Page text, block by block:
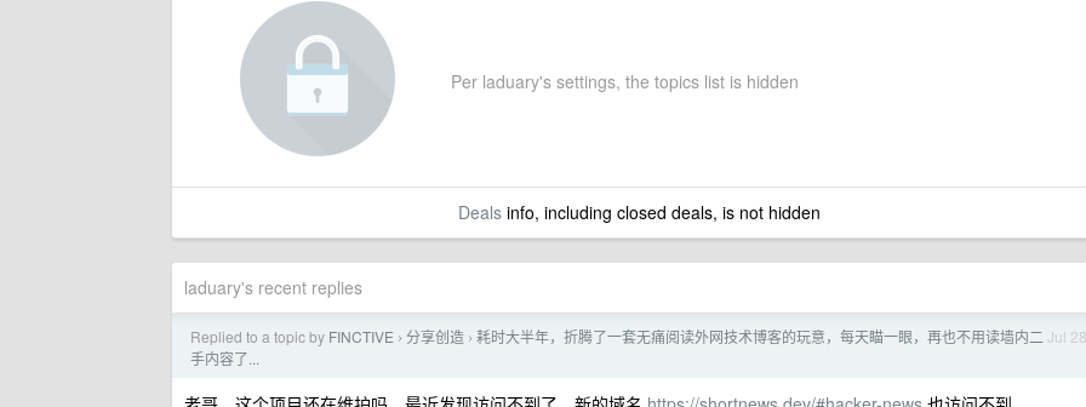
Per laduary's settings, the topics list is hidden
Dealsinfo, including closed deals, is not hidden
laduary's recent replies
Jul 28
Replied to a topic by FINCTIVE › 分享创造 › 耗时大半年，折腾了一套无痛阅读外网技术博客的玩意，每天瞄一眼，再也不用读墙内二
手内容了...